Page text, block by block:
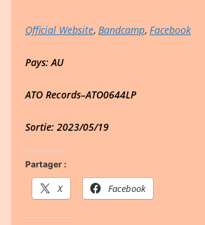
Official Website, Bandcamp, Facebook
Pays: AU
ATO Records–ATO0644LP
Sortie: 2023/05/19
Partager :
X Facebook